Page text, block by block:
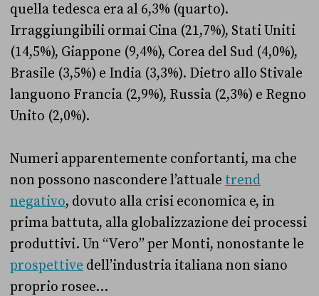
quella tedesca era al 6,3% (quarto).
Irraggiungibili ormai Cina (21,7%), Stati Uniti
(14,5%), Giappone (9,4%), Corea del Sud (4,0%),
Brasile (3,5%) e India (3,3%). Dietro allo Stivale
languono Francia (2,9%), Russia (2,3%) e Regno
Unito (2,0%).
Numeri apparentemente confortanti, ma che
non possono nascondere l’attuale trend
negativo, dovuto alla crisi economica e, in
prima battuta, alla globalizzazione dei processi
produttivi. Un “Vero” per Monti, nonostante le
prospettive dell’industria italiana non siano
proprio rosee…